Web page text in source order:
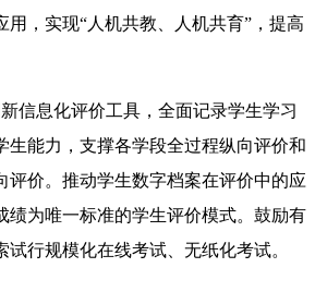
用，实现“人机共教、人机共育”，提高
信息化评价工具，全面记录学生学习
生能力，支撑各学段全过程纵向评价和
评价。推动学生数字档案在评价中的应
绩为唯一标准的学生评价模式。鼓励有
行规模化在线考试、无纸化考试。